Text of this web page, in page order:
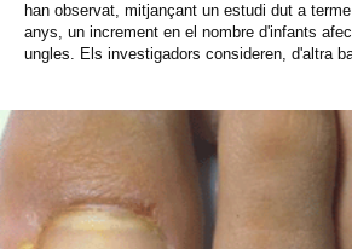
han observat, mitjançant un estudi dut a
anys, un increment en el nombre d'infants
ungles. Els investigadors consideren, d'altra